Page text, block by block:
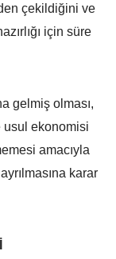
çekildiğini ve
için süre
gelmiş olması,
usul ekonomisi
amacıyla
karar